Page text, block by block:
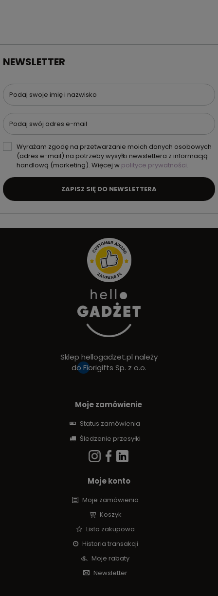
NEWSLETTER
Podaj swoje imię i nazwisko
Podaj swój adres e-mail
Wyrażam zgodę na przetwarzanie moich danych osobowych
(adres e-mail) na potrzeby wysyłki newslettera z informacją
handlową (marketing). Więcej w polityce prywatności.
ZAPISZ SIĘ DO NEWSLETTERA
Sklep hellogadzet.pl należy
do Fiorigifts Sp. z o.o.
Moje zamówienie
Status zamówienia
Śledzenie przesyłki
Moje konto
Moje zamówienia
Koszyk
Lista zakupowa
Historia transakcji
Moje rabaty
Newsletter